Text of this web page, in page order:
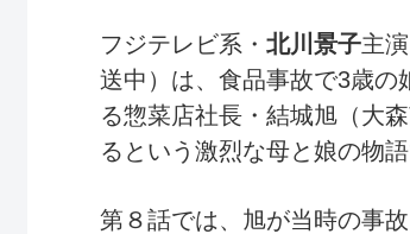
フジテレビ系・ 北川景子主
送中）は、食品事故で3歳の
る惣菜店社長・結城旭（大
るという激烈な母と娘の物語
第８話では、旭が当時の事